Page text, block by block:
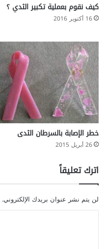
كيف نقوم بعملية تكبير الثدي ؟
16 أكتوبر 2016
خطر الإصابة بالسرطان الثدى
26 أبريل 2015
اترك تعليقاً
لن يتم نشر عنوان بريدك الإلكتروني.